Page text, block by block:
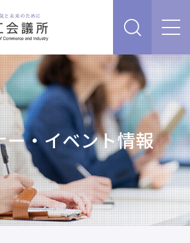
、新商品・サービス・技術を開発し
クを広げたい
したい（経営安定、専門家相談な
ついて相談したい
い
たい
ビス
ント情報
について
ー・イベント情報